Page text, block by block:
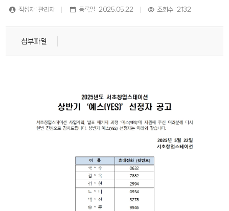
작성자 : 관리자 등록일 : 2025.05.22 조회수 : 2132
첨부파일